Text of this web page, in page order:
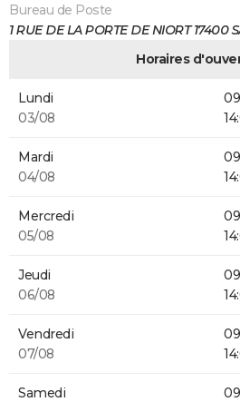
Bureau de Poste
1 RUE DE LA PORTE DE NIORT 17400
Horaires
Lundi
03/08
Mardi
04/08
Mercredi
05/08
Jeudi
06/08
Vendredi
07/08
Samedi